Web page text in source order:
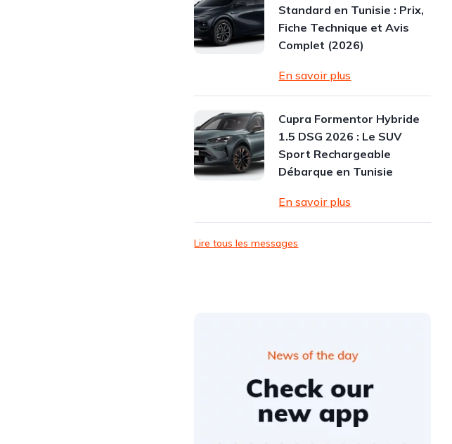
Standard en Tunisie : Prix,
Fiche Technique et Avis
Complet (2026)
En savoir plus
Cupra Formentor Hybride
1.5 DSG 2026 : Le SUV
Sport Rechargeable
Débarque en Tunisie
En savoir plus
Lire tous les messages